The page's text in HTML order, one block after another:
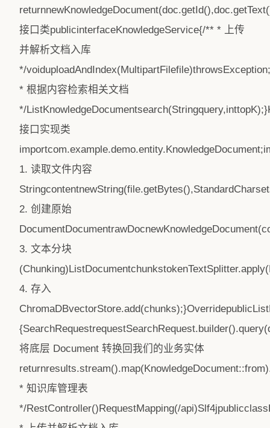
接口类publicinterfaceKnowledgeService{/** * 上传
并解析文档入库
*/
* 根据内容检索相关文档
*/
接口实现类
1. 读取文件内容
2. 创建原始
3. 文本分块
4. 存入
将底层 Document 转换回我们的业务实体
* 知识库管理表
*/RestController()RequestMapping(/